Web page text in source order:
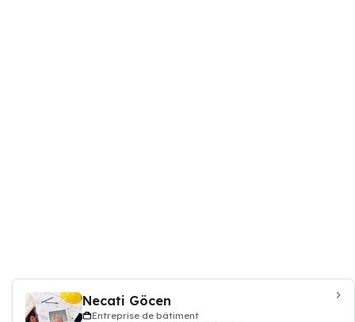
Necati Göcen
Entreprise de bâtiment